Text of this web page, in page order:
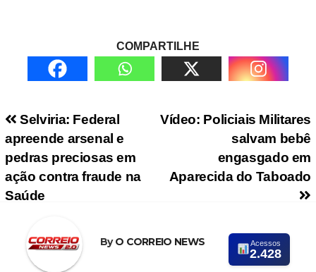
COMPARTILHE
Navegação de PostVídeo: Policiais Militares
salvam bebê
engasgado em
Aparecida do Taboado
Selviria: Federal
apreende arsenal e
pedras preciosas em
ação contra fraude na
Saúde
ByO CORREIO NEWS Acessos
2.428